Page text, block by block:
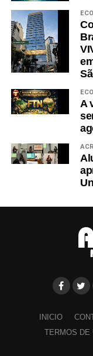
A
INICIO
TERMOS DE